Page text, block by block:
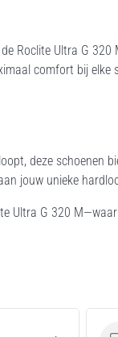
Roclite Ultra G
comfort bij elke
deze schoenen
jouw unieke
Ultra G 320